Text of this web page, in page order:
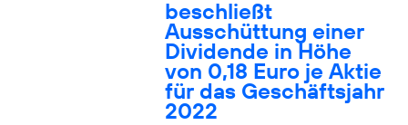
beschließt
Ausschüttung einer
Dividende in Höhe
von 0,18 Euro je Aktie
für das Geschäftsjahr
2022